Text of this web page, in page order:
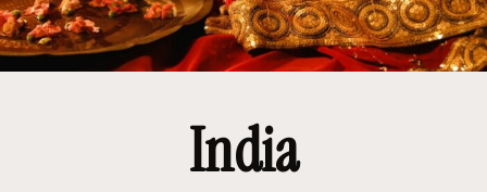
India